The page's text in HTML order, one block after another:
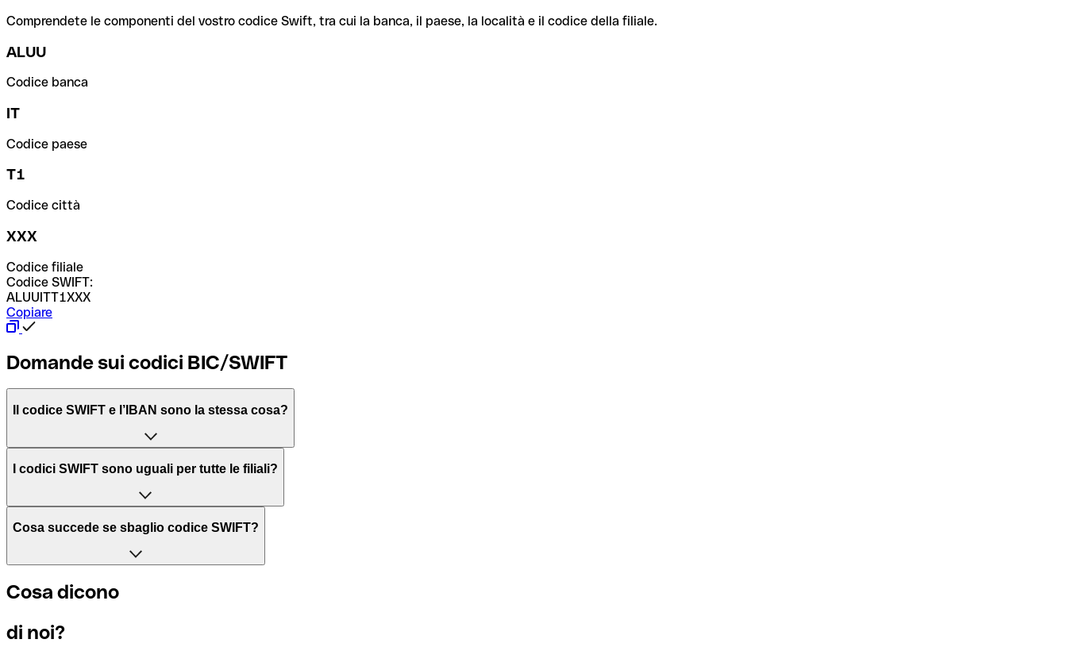
Comprendete le componenti del vostro codice Swift, tra cui la banca, il paese, la località e il codice della filiale.
ALUU
Codice banca
IT
Codice paese
T1
Codice città
XXX
Codice filiale
Codice SWIFT:
ALUUITT1XXX
Copiare
Domande sui codici BIC/SWIFT
Il codice SWIFT e l’IBAN sono la stessa cosa?
L'acronimo SWIFT sta per “Society for Worldwide Interbank Financial Telecommunication”, una rete globale per l’elaborazione dei pagamenti tra diversi Paesi.
Il BIC, invece, sta per “Bank Identifier Code” ed è una sequenza di caratteri necessaria per indirizzare un bonifico internazionale.
I codici SWIFT sono uguali per tutte le filiali?
Dipende dalle banche. In alcuni casi le banche utilizzano lo stesso codice SWIFT per filiali diverse. In altri casi, le banche preferiscono avere un codice SWIFT dedicato per ogni
Per sapere a quale filiale fa riferimento un codice SWIFT, è necessario controllare le ultime cifre. Se il codice termina con XXX, significa che è il codice SWIFT della sede centrale.
Cosa succede se sbaglio codice SWIFT?
Se per caso invii un pagamento a un codice SWIFT esistente ma sbagliato, la banca ricevente deve segnalare che non gestisce il conto del destinatario e stornare il pagamento.
Se ti accorgi di aver usato un codice SWIFT sbagliato, contatta immediatamente la tua banca e chiedi di annullare la transazione.
Cosa dicono
di noi?